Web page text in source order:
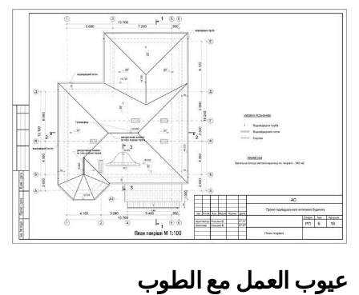
عيوب العمل مع الطوب